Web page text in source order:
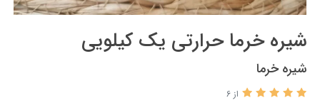
شیره خرما حرارتی یک کیلویی
شیره خرما
از 6